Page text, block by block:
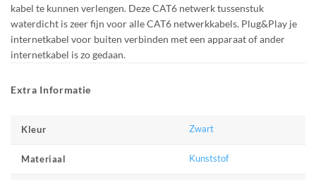
kabel te kunnen verlengen. Deze CAT6 netwerk tussenstuk
waterdicht is zeer fijn voor alle CAT6 netwerkkabels. Plug&Play je
internetkabel voor buiten verbinden met een apparaat of ander
internetkabel is zo gedaan.
Extra Informatie
Kleur Zwart
Materiaal Kunststof